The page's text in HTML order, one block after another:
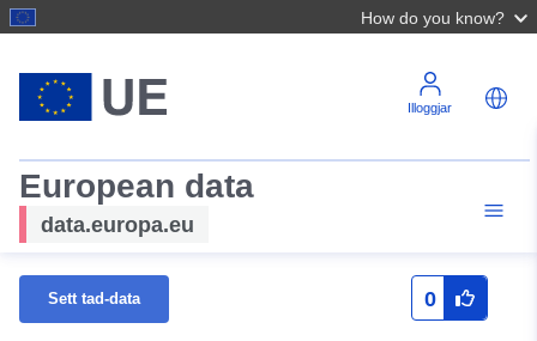
How do you know?
Illoggjar
European data
data.europa.eu
Sett tad-data 0